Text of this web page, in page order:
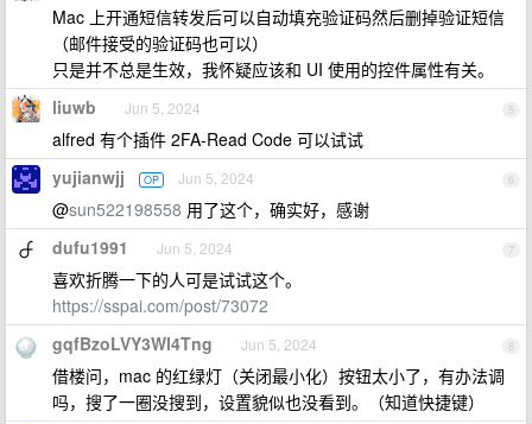
Mac 上开通短信转发后可以自动填充验证码然后删掉验证短信
（邮件接受的验证码也可以）
只是并不总是生效，我怀疑应该和 UI 使用的控件属性有关。
5
liuwb Jun 5, 2024
alfred 有个插件 2FA-Read Code 可以试试
6
yujianwjj OP Jun 5, 2024
@sun522198558 用了这个，确实好，感谢
7
dufu1991 Jun 5, 2024
喜欢折腾一下的人可是试试这个。
https://sspai.com/post/73072
8
gqfBzoLVY3Wl4Tng Jun 5, 2024
借楼问，mac 的红绿灯（关闭最小化）按钮太小了，有办法调
吗，搜了一圈没搜到，设置貌似也没看到。（知道快捷键）